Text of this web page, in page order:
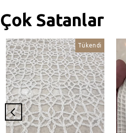
Çok Satanlar
Tükendi